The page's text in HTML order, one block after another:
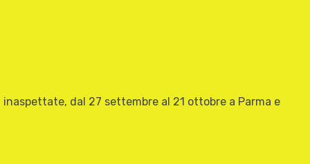
dal 27 settembre al 21 ottobre a Parma e